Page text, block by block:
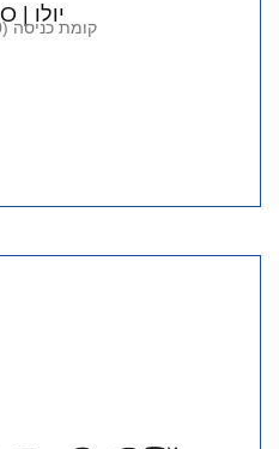
יולו | YOLO
קומת כניסה (0 במעלית)